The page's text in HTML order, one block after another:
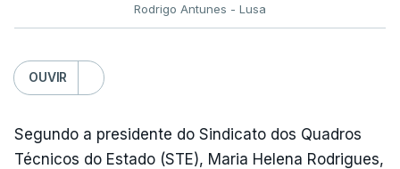
Rodrigo Antunes - Lusa
OUVIR
Segundo a presidente do Sindicato dos Quadros
Técnicos do Estado (STE), Maria Helena Rodrigues,